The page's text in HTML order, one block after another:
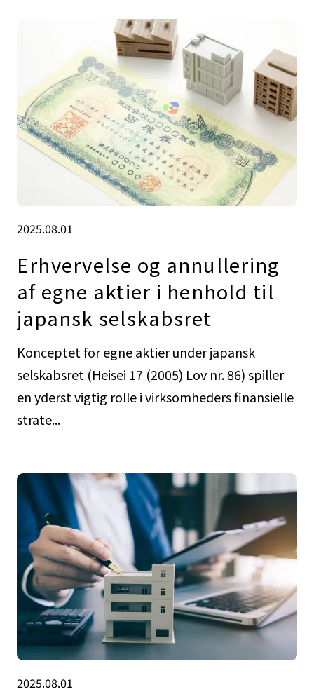
2025.08.01
Erhvervelse og annullering
af egne aktier i henhold til
japansk selskabsret
Konceptet for egne aktier under japansk
selskabsret (Heisei 17 (2005) Lov nr. 86) spiller
en yderst vigtig rolle i virksomheders finansielle
strate...
2025.08.01